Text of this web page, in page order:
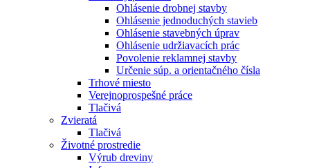
Ohlásenie drobnej stavby
Ohlásenie jednoduchých stavieb
Ohlásenie stavebných úprav
Ohlásenie udržiavacích prác
Povolenie reklamnej stavby
Určenie súp. a orientačného čísla
Trhové miesto
Verejnoprospešné práce
Tlačivá
Zvieratá
Tlačivá
Životné prostredie
Výrub dreviny